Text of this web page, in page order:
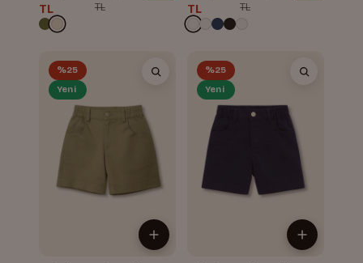
TL
TL
TL
TL
%25
Yeni
%25
Yeni